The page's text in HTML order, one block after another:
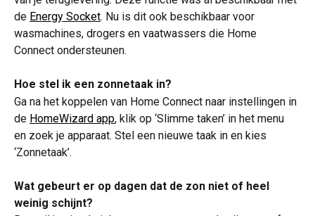
de Energy Socket. Nu is dit ook beschikbaar voor
wasmachines, drogers en vaatwassers die Home
Connect ondersteunen.
Hoe stel ik een zonnetaak in?
Ga na het koppelen van Home Connect naar instellingen in
de HomeWizard app, klik op ‘Slimme taken’ in het menu
en zoek je apparaat. Stel een nieuwe taak in en kies
‘Zonnetaak’.
Wat gebeurt er op dagen dat de zon niet of heel
weinig schijnt?